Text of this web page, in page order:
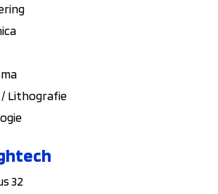
/ Lithografie
32